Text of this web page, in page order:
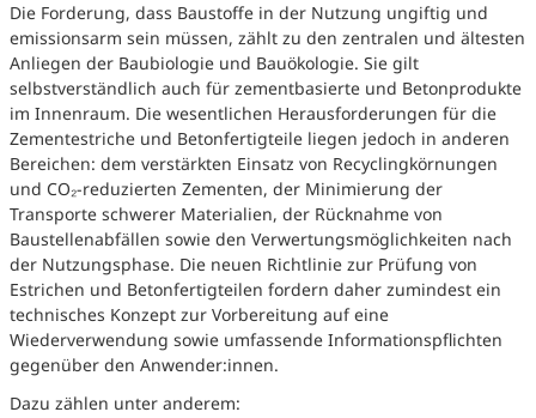
Die Forderung, dass Baustoffe in der Nutzung ungiftig und
emissionsarm sein müssen, zählt zu den zentralen und ältesten
Anliegen der Baubiologie und Bauökologie. Sie gilt
selbstverständlich auch für zementbasierte und Betonprodukte
im Innenraum. Die wesentlichen Herausforderungen für die
Zementestriche und Betonfertigteile liegen jedoch in anderen
Bereichen: dem verstärkten Einsatz von Recyclingkörnungen
und CO₂-reduzierten Zementen, der Minimierung der
Transporte schwerer Materialien, der Rücknahme von
Baustellenabfällen sowie den Verwertungsmöglichkeiten nach
der Nutzungsphase. Die neuen Richtlinie zur Prüfung von
Estrichen und Betonfertigteilen fordern daher zumindest ein
technisches Konzept zur Vorbereitung auf eine
Wiederverwendung sowie umfassende Informationspflichten
gegenüber den Anwender:innen.
Dazu zählen unter anderem: